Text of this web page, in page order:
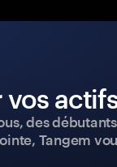
des
Tangem